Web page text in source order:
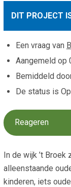
DIT PROJECT
Een vraag van
Aangemeld op
Bemiddeld
De status is
Reageren
In de wijk ’t
alleenstaande
kinderen, iets